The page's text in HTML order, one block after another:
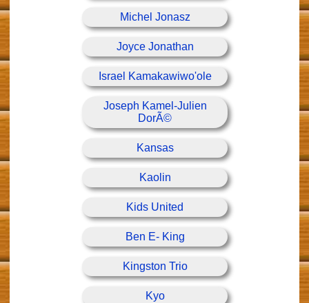
Michel Jonasz
Joyce Jonathan
Israel Kamakawiwo'ole
Joseph Kamel-Julien
DorÃ©
Kansas
Kaolin
Kids United
Ben E- King
Kingston Trio
Kyo